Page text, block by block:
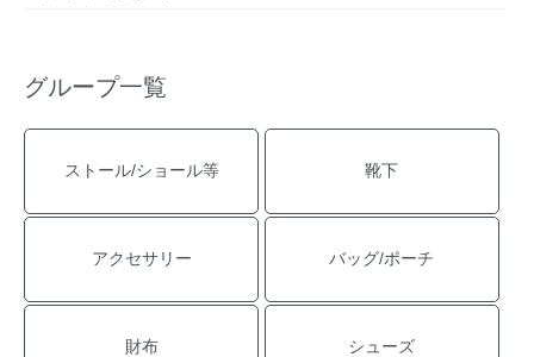
グループ一覧
ストール/ショール等 靴下
アクセサリー バッグ/ポーチ
財布 シューズ